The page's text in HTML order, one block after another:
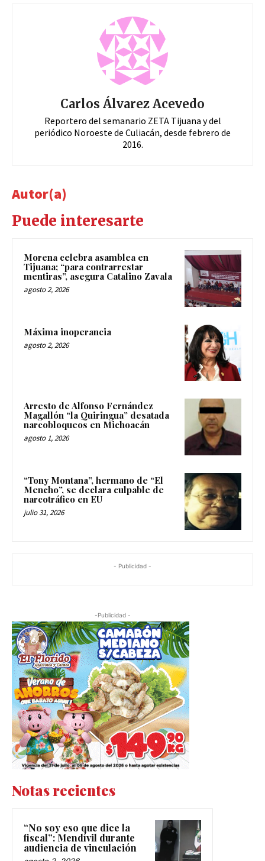
Carlos Álvarez Acevedo
Reportero del semanario ZETA Tijuana y del
periódico Noroeste de Culiacán, desde febrero de
2016.
Autor(a)
Puede interesarte
Morena celebra asamblea en
Tijuana; “para contrarrestar
mentiras”, asegura Catalino Zavala
agosto 2, 2026
Máxima inoperancia
agosto 2, 2026
Arresto de Alfonso Fernández
Magallón “la Quiringua” desatada
narcobloqueos en Michoacán
agosto 1, 2026
“Tony Montana”, hermano de “El
Mencho”, se declara culpable de
narcotráfico en EU
julio 31, 2026
- Publicidad -
-Publicidad -
Notas recientes
“No soy eso que dice la
fiscal”: Mendívil durante
audiencia de vinculación